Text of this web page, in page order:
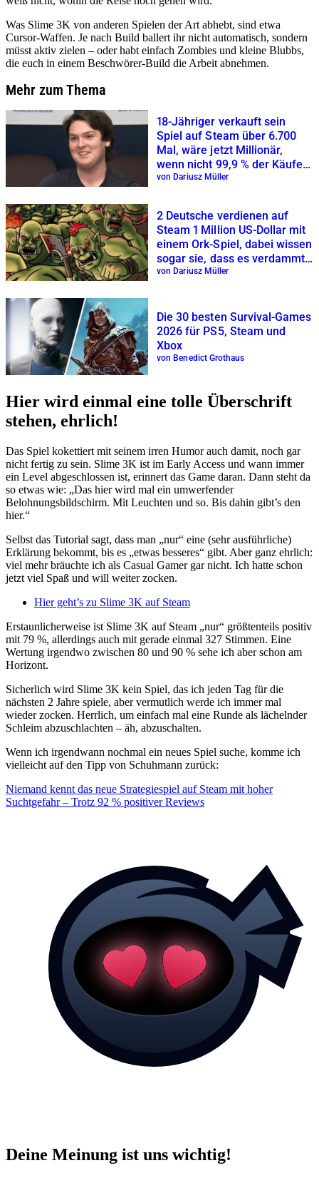
Was Slime 3K von anderen Spielen der Art abhebt, sind etwa
Cursor-Waffen. Je nach Build ballert ihr nicht automatisch, sondern
müsst aktiv zielen – oder habt einfach Zombies und kleine Blubbs,
die euch in einem Beschwörer-Build die Arbeit abnehmen.
Mehr zum Thema
18-Jähriger verkauft sein
Spiel auf Steam über 6.700
Mal, wäre jetzt Millionär,
wenn nicht 99,9 % der Käufer
das Spiel zurückgegeben
von Dariusz Müller
2 Deutsche verdienen auf
Steam 1 Million US-Dollar mit
einem Ork-Spiel, dabei wissen
sogar sie, dass es verdammt
hässlich ist
von Dariusz Müller
Die 30 besten Survival-Games
2026 für PS5, Steam und
Xbox
von Benedict Grothaus
Hier wird einmal eine tolle Überschrift
stehen, ehrlich!
Das Spiel kokettiert mit seinem irren Humor auch damit, noch gar
nicht fertig zu sein. Slime 3K ist im Early Access und wann immer
ein Level abgeschlossen ist, erinnert das Game daran. Dann steht da
so etwas wie: „Das hier wird mal ein umwerfender
Belohnungsbildschirm. Mit Leuchten und so. Bis dahin gibt’s den
hier.“
Selbst das Tutorial sagt, dass man „nur“ eine (sehr ausführliche)
Erklärung bekommt, bis es „etwas besseres“ gibt. Aber ganz ehrlich:
viel mehr bräuchte ich als Casual Gamer gar nicht. Ich hatte schon
jetzt viel Spaß und will weiter zocken.
Hier geht’s zu Slime 3K auf Steam
Erstaunlicherweise ist Slime 3K auf Steam „nur“ größtenteils positiv
mit 79 %, allerdings auch mit gerade einmal 327 Stimmen. Eine
Wertung irgendwo zwischen 80 und 90 % sehe ich aber schon am
Horizont.
Sicherlich wird Slime 3K kein Spiel, das ich jeden Tag für die
nächsten 2 Jahre spiele, aber vermutlich werde ich immer mal
wieder zocken. Herrlich, um einfach mal eine Runde als lächelnder
Schleim abzuschlachten – äh, abzuschalten.
Wenn ich irgendwann nochmal ein neues Spiel suche, komme ich
vielleicht auf den Tipp von Schuhmann zurück:
Niemand kennt das neue Strategiespiel auf Steam mit hoher
Suchtgefahr – Trotz 92 % positiver Reviews
Deine Meinung ist uns wichtig!